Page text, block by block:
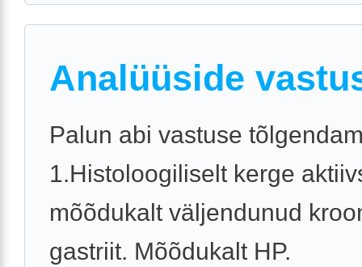
Analüüside
Palun abi vastuse
1.Histoloogiliselt kerge
mõõdukalt väljendunud
gastriit. Mõõdukalt HP.